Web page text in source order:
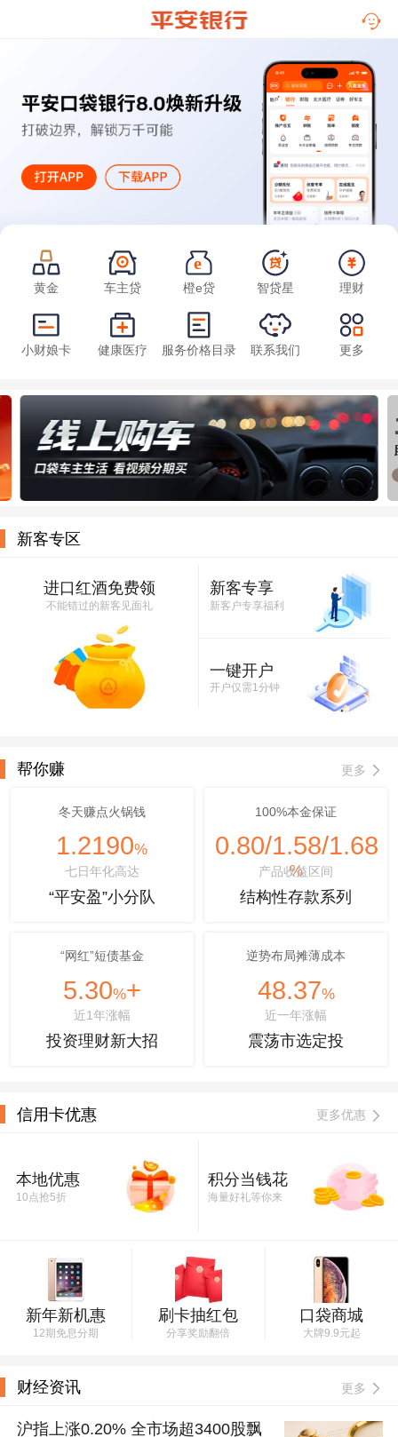
黄金 车主贷 橙e贷 智贷星 理财
小财娘卡 健康医疗 服务价格目录 联系我们 更多
新客专区
进口红酒免费领
不能错过的新客见面礼
新客专享
新客户专享福利
一键开户
开户仅需1分钟
帮你赚 更多
冬天赚点火锅钱
1.2190%
七日年化高达
“平安盈”小分队
100%本金保证
0.80/1.58/1.68
%
产品收益区间
结构性存款系列
“网红”短债基金
5.30%+
近1年涨幅
投资理财新大招
逆势布局摊薄成本
48.37%
近一年涨幅
震荡市选定投
信用卡优惠 更多优惠
本地优惠
10点抢5折
积分当钱花
海量好礼等你来
新年新机惠
12期免息分期
刷卡抽红包
分享奖励翻倍
口袋商城
大牌9.9元起
财经资讯 更多
沪指上涨0.20% 全市场超3400股飘